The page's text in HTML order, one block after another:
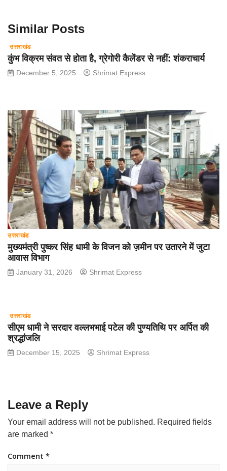
k
Similar Posts
उत्तराखंड
कुंभ विक्रम संवत से होता है, ग्रेगोरी कैलेंडर से नहीं: शंकराचार्य
December 5, 2025 Shrimat Express
उत्तराखंड
मुख्यमंत्री पुष्कर सिंह धामी के विजन को ज़मीन पर उतारने में जुटा
आवास विभाग
January 31, 2026 Shrimat Express
उत्तराखंड
सीएम धामी ने सरदार वल्लभभाई पटेल की पुण्यतिथि पर अर्पित की
श्रद्धांजलि
December 15, 2025 Shrimat Express
Leave a Reply
Your email address will not be published. Required fields
are marked *
Comment *